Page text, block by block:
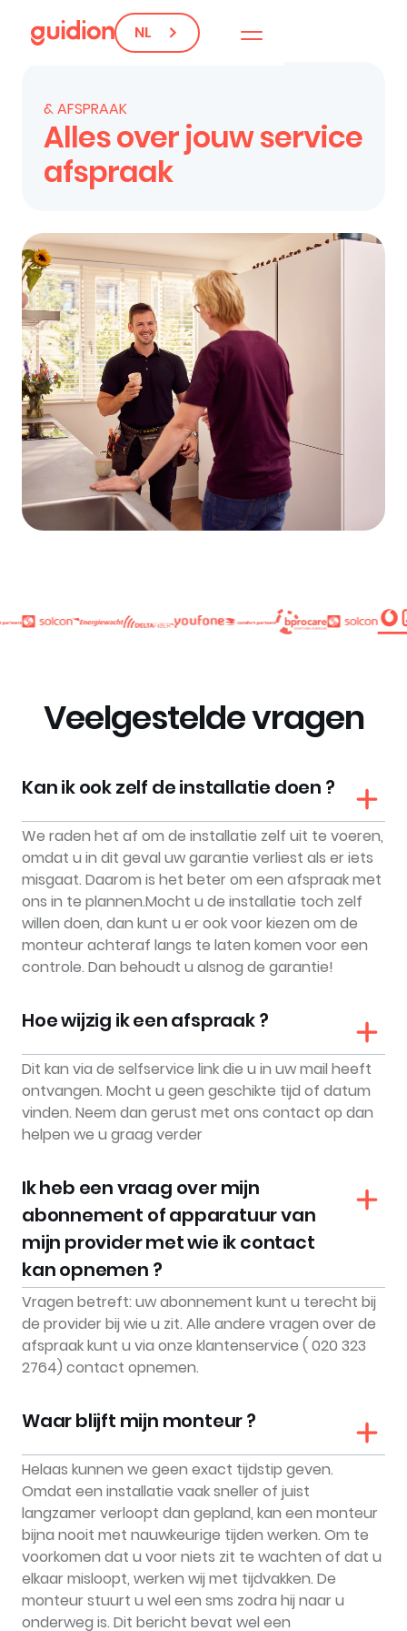
NL
& AFSPRAAK
Alles over jouw service
afspraak
Veelgestelde vragen
Kan ik ook zelf de installatie doen ?
We raden het af om de installatie zelf uit te voeren,
omdat u in dit geval uw garantie verliest als er iets
misgaat. Daarom is het beter om een afspraak met
ons in te plannen.Mocht u de installatie toch zelf
willen doen, dan kunt u er ook voor kiezen om de
monteur achteraf langs te laten komen voor een
controle. Dan behoudt u alsnog de garantie!
Hoe wijzig ik een afspraak ?
Dit kan via de selfservice link die u in uw mail heeft
ontvangen. Mocht u geen geschikte tijd of datum
vinden. Neem dan gerust met ons contact op dan
helpen we u graag verder
Ik heb een vraag over mijn
abonnement of apparatuur van
mijn provider met wie ik contact
kan opnemen ?
Vragen betreft: uw abonnement kunt u terecht bij
de provider bij wie u zit. Alle andere vragen over de
afspraak kunt u via onze klantenservice ( 020 323
2764) contact opnemen.
Waar blijft mijn monteur ?
Helaas kunnen we geen exact tijdstip geven.
Omdat een installatie vaak sneller of juist
langzamer verloopt dan gepland, kan een monteur
bijna nooit met nauwkeurige tijden werken. Om te
voorkomen dat u voor niets zit te wachten of dat u
elkaar misloopt, werken wij met tijdvakken. De
monteur stuurt u wel een sms zodra hij naar u
onderweg is. Dit bericht bevat wel een